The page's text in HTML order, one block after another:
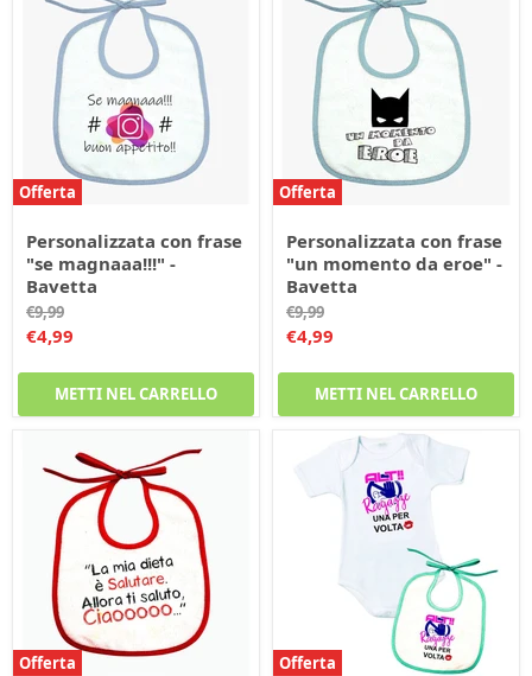
Offerta
Personalizzata con frase
"se magnaaa!!!" -
Bavetta
Prezzo
originale
€9,99
Prezzo
€4,99
METTI NEL CARRELLO
Offerta
Personalizzata con frase
"un momento da eroe" -
Bavetta
Prezzo
originale
€9,99
Prezzo
€4,99
METTI NEL CARRELLO
Offerta Offerta